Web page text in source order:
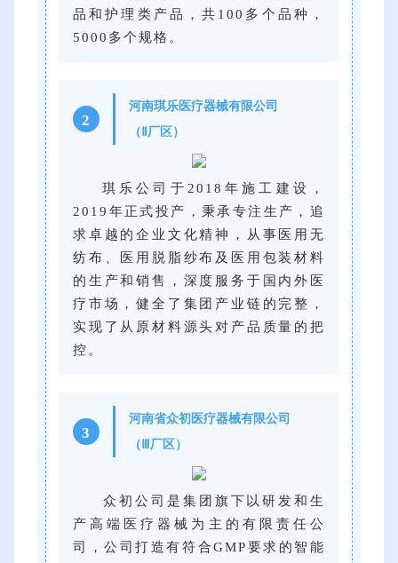
品和护理类产品，共100多个品种，
5000多个规格。
2
河南琪乐医疗器械有限公司
（Ⅱ厂区）
琪乐公司于2018年施工建设，
2019年正式投产，秉承专注生产，追
求卓越的企业文化精神，从事医用无
纺布、医用脱脂纱布及医用包装材料
的生产和销售，深度服务于国内外医
疗市场，健全了集团产业链的完整，
实现了从原材料源头对产品质量的把
控。
3
河南省众初医疗器械有限公司
（Ⅲ厂区）
众初公司是集团旗下以研发和生
产高端医疗器械为主的有限责任公
司，公司打造有符合GMP要求的智能